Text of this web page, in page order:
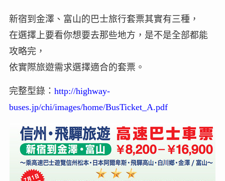
新宿到金澤、富山的巴士旅行套票其實有三種，
在選擇上要看你想要去那些地方，是不是全部都能
攻略完，
依實際旅遊需求選擇適合的套票。
完整型錄： http://highway-
buses.jp/chi/images/home/BusTicket_A.pdf